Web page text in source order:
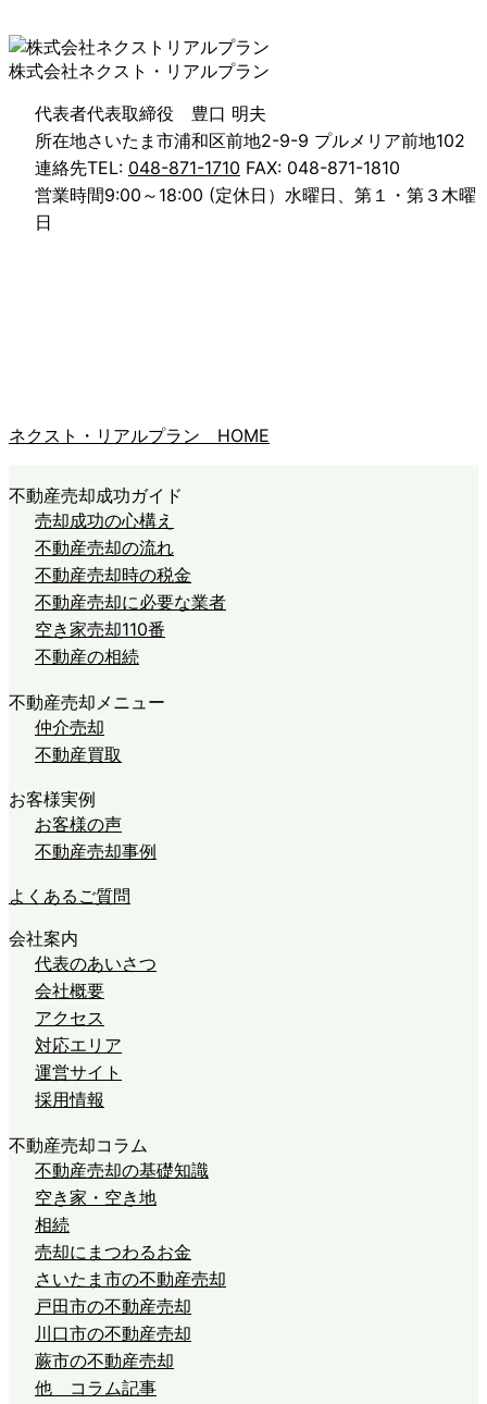
株式会社ネクスト・リアルプラン
代表者代表取締役 豊口 明夫
所在地さいたま市浦和区前地2-9-9 プルメリア前地102
連絡先TEL: 048-871-1710 FAX: 048-871-1810
営業時間9:00～18:00 (定休日）水曜日、第１・第３木曜
日
ネクスト・リアルプラン HOME
不動産売却成功ガイド
売却成功の心構え
不動産売却の流れ
不動産売却時の税金
不動産売却に必要な業者
空き家売却110番
不動産の相続
不動産売却メニュー
仲介売却
不動産買取
お客様実例
お客様の声
不動産売却事例
よくあるご質問
会社案内
代表のあいさつ
会社概要
アクセス
対応エリア
運営サイト
採用情報
不動産売却コラム
不動産売却の基礎知識
空き家・空き地
相続
売却にまつわるお金
さいたま市の不動産売却
戸田市の不動産売却
川口市の不動産売却
蕨市の不動産売却
他 コラム記事